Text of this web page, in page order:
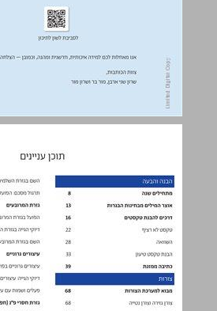
תוכן עניינים ... 4